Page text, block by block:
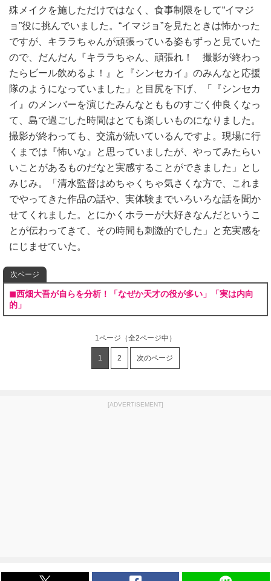
殊メイクを施しただけではなく、食事制限をして“イマジ
ョ”役に挑んでいました。“イマジョ”を見たときは怖かった
ですが、キララちゃんが頑張っている姿もずっと見ていた
ので、だんだん『キララちゃん、頑張れ！ 撮影が終わっ
たらビール飲めるよ！』と『シンセカイ』のみんなと応援
隊のようになっていました」と目尻を下げ、「『シンセカ
イ』のメンバーを演じたみんなともものすごく仲良くなっ
て、島で過ごした時間はとても楽しいものになりました。
撮影が終わっても、交流が続いているんですよ。現場に行
くまでは『怖いな』と思っていましたが、やってみたらい
いことがあるものだなと実感することができました」とし
みじみ。「清水監督はめちゃくちゃ気さくな方で、これま
でやってきた作品の話や、実体験までいろいろな話を聞か
せてくれました。とにかくホラーが大好きなんだというこ
とが伝わってきて、その時間も刺激的でした」と充実感を
にじませていた。
次ページ
◼︎西畑大吾が自らを分析！「なぜか天才の役が多い」「実は内向
的」
1ページ （全2ページ中）
1 2 次のページ
[ADVERTISEMENT]